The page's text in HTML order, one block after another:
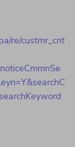
re/custmr_cnt